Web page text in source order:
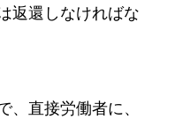
返還しなければな
、直接労働者に、